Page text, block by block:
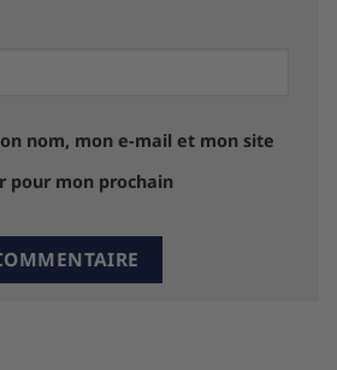
nom, mon e-mail et mon site
pour mon prochain